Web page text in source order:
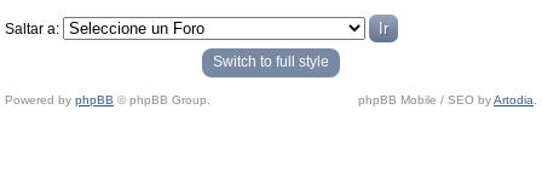
Saltar a:
Switch to full style
Powered by phpBB © phpBB Group. phpBB Mobile / SEO byArtodia